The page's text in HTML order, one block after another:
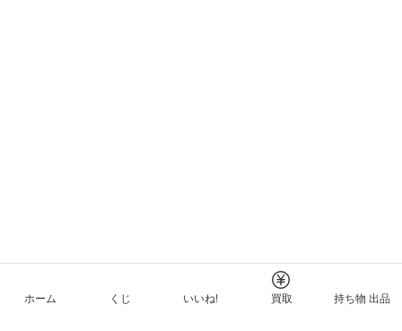
ホーム くじ いいね! 買取 持ち物 出品